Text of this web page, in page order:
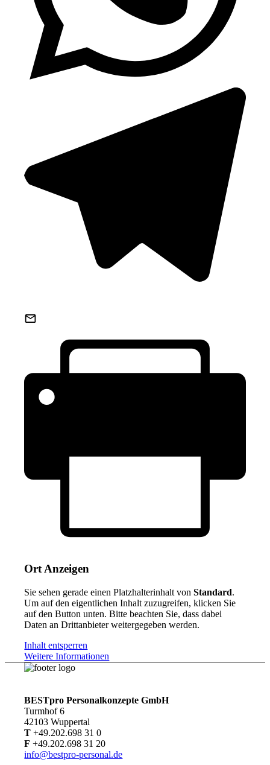
Ort Anzeigen
Sie sehen gerade einen Platzhalterinhalt vonStandard.
Um auf den eigentlichen Inhalt zuzugreifen, klicken Sie
auf den Button unten. Bitte beachten Sie, dass dabei
Daten an Drittanbieter weitergegeben werden.
Inhalt entsperren
Weitere Informationen
BESTpro Personalkonzepte GmbH
Turmhof 6
42103 Wuppertal
T +49.202.698 31 0
F +49.202.698 31 20
info@bestpro-personal.de